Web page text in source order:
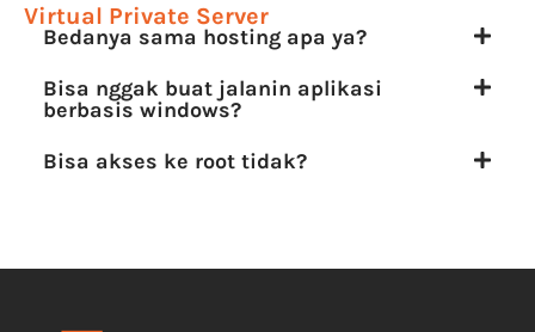
Virtual Private Server
Bedanya sama hosting apa ya?
Bisa nggak buat jalanin aplikasi
berbasis windows?
Bisa akses ke root tidak?